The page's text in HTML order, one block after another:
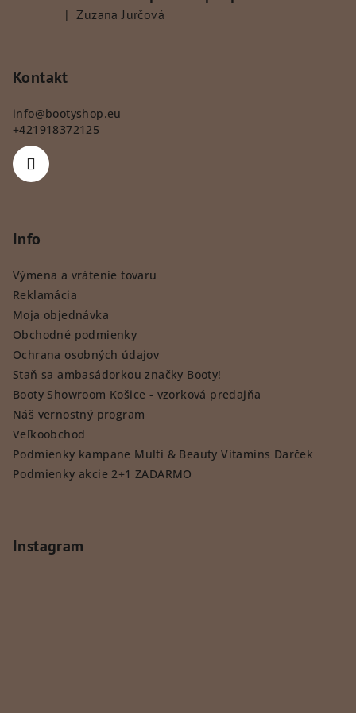
Hodnotenie produktu je 5 z 5 hviezdičiek.
| Zuzana Jurčová
Kontakt
info@bootyshop.eu
+421918372125
Info
Výmena a vrátenie tovaru
Reklamácia
Moja objednávka
Obchodné podmienky
Ochrana osobných údajov
Staň sa ambasádorkou značky Booty!
Booty Showroom Košice - vzorková predajňa
Náš vernostný program
Veľkoobchod
Podmienky kampane Multi & Beauty Vitamins Darček
Podmienky akcie 2+1 ZADARMO
Instagram